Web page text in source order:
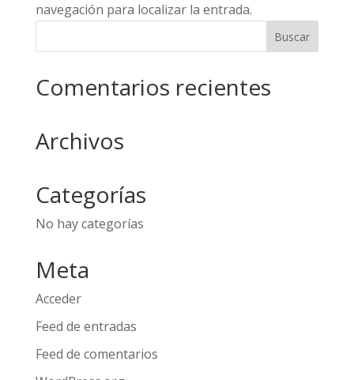
navegación para localizar la entrada.
Comentarios recientes
Archivos
Categorías
No hay categorías
Meta
Acceder
Feed de entradas
Feed de comentarios